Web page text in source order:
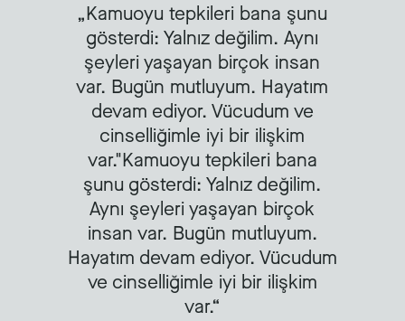
Kamuoyu tepkileri bana şunu
gösterdi: Yalnız değilim. Aynı
şeyleri yaşayan birçok insan
var. Bugün mutluyum. Hayatım
devam ediyor. Vücudum ve
cinselliğimle iyi bir ilişkim
var."Kamuoyu tepkileri bana
şunu gösterdi: Yalnız değilim.
Aynı şeyleri yaşayan birçok
insan var. Bugün mutluyum.
Hayatım devam ediyor. Vücudum
ve cinselliğimle iyi bir ilişkim
var.